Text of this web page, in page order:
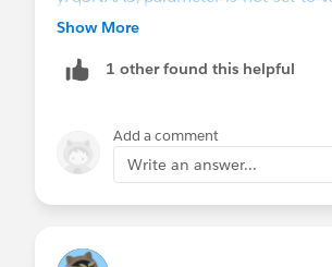
workbook-opens-when-opening-the-
incluir el parámetro de :refresh=yes
tabcmd export "/Cities/
URL de la view:
Show More
1 other found this helpful
Add a comment
Write an answer...